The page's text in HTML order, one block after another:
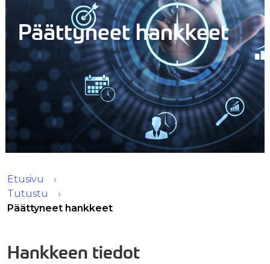
Päättyneet hankkeet
Etusivu
Tutustu
Päättyneet hankkeet
Hankkeen tiedot